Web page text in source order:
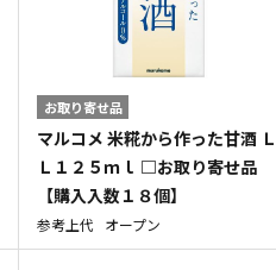
お取り寄せ品
マルコメ 米糀から作った甘酒 Ｌ
Ｌ１２５ｍｌ □お取り寄せ品
【購入入数１８個】
参考上代 オープン